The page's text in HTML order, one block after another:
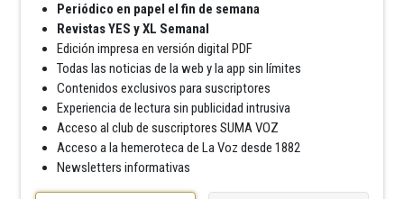
Periódico en papel el fin de semana
Revistas YES y XL Semanal
Edición impresa en versión digital PDF
Todas las noticias de la web y la app sin límites
Contenidos exclusivos para suscriptores
Experiencia de lectura sin publicidad intrusiva
Acceso al club de suscriptores SUMA VOZ
Acceso a la hemeroteca de La Voz desde 1882
Newsletters informativas